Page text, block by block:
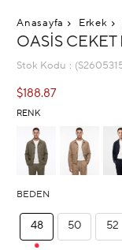
Anasayfa Erkek
OASIS CEKET
Stok Kodu
$188.87
RENK
BEDEN
48 50 52